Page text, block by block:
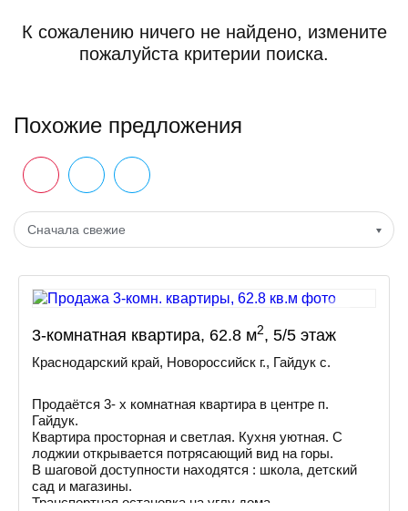
К сожалению ничего не найдено, измените
пожалуйста критерии поиска.
Похожие предложения
Сначала свежие
3-комнатная квартира, 62.8 м2, 5/5 этаж
Краснодарский край, Новороссийск г., Гайдук с.
Продаётся 3- х комнатная квартира в центре п.
Гайдук.
Квартира просторная и светлая. Кухня уютная. С
лоджии открывается потрясающий вид на горы.
В шаговой доступности находятся : школа, детский
сад и магазины.
Транспортная остановка на углу дома.